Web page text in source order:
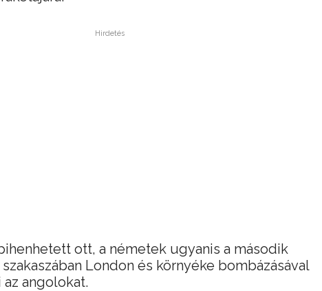
Hirdetés
ott, a németek ugyanis a második
London és környéke bombázásával
angolokat.